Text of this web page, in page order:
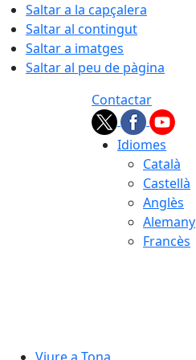
Saltar a la capçalera
Saltar al contingut
Saltar a imatges
Saltar al peu de pàgina
Contactar
Idiomes
Català
Castellà
Anglès
Alemany
Francès